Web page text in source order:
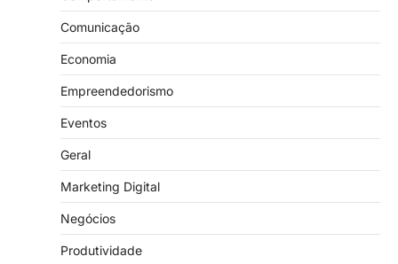
Comunicação
Economia
Empreendedorismo
Eventos
Geral
Marketing Digital
Negócios
Produtividade